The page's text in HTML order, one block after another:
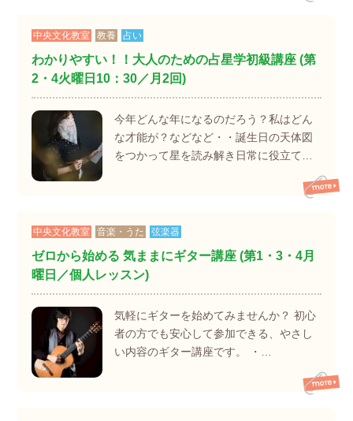
中央文化教室 教養 占い
わかりやすい！！大人のための占星学初級講座 (第
2・4火曜日10：30／月2回)
今年どんな年になるのだろう？私はどん
な才能が？などなど・・誕生日の天体図
をつかって星を読み解き日常に役立て…
中央文化教室 音楽・うた 弦楽器
ゼロから始める 気ままにギター講座 (第1・3・4月
曜日／個人レッスン)
気軽にギターを始めてみませんか？ 初心
者の方でも安心して参加できる、やさし
い内容のギター講座です。 ・…